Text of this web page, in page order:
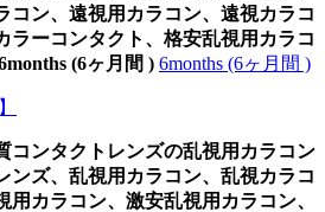
コン、遠視用カラコン、遠視カラコ
ラーコンタクト、格安乱視用カラコ
(6ヶ月間 ) 6months (6ヶ月間 )
コンタクトレンズの乱視用カラコン
ンズ、乱視用カラコン、乱視カラコ
用カラコン、激安乱視用カラコン、